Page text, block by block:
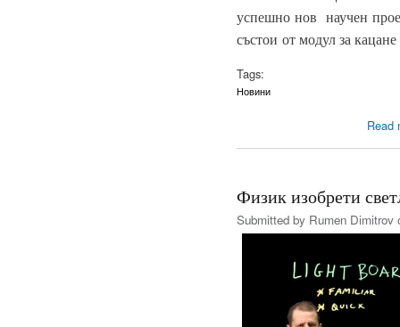
успешно нов научен
състои от модул за
Tags:
Новини
Read
Физик изобрети
Submitted by Rumen Dimitrov